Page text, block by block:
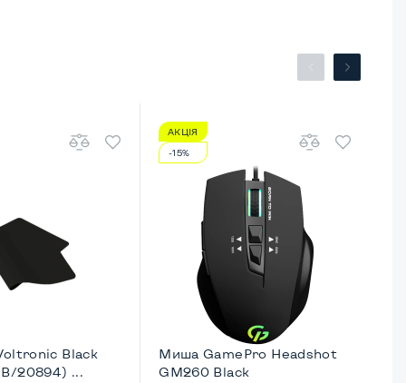
Black
20894) ...
АКЦІЯ
-15%
Миша GamePro Headshot
GM260 Black